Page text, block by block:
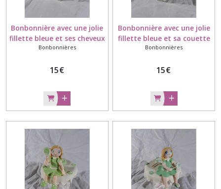
Bonbonnière avec une jolie
fillette bleue et ses cheveux
châtains modelée à la main
Bonbonnières
15€
Bonbonnière avec une jolie
fillette bleue et sa couette
modelée à la main en
Bonbonnières
15€